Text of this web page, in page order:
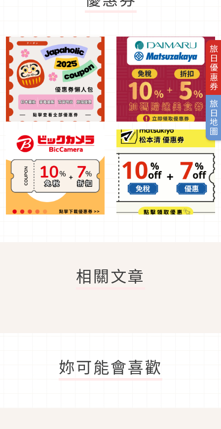
旅日優惠券
旅日地圖
相關文章
妳可能會喜歡